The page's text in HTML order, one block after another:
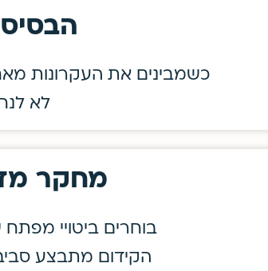
כשמבינים את העקרונות
לא
מחקר
בוחרים ביטויי
הקידום מתבצע סביב